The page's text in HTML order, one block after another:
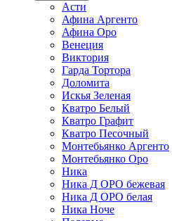
Асти
Афина Аргенто
Афина Оро
Венеция
Виктория
Гарда Тортора
Доломита
Искья Зеленая
Кватро Белый
Кватро Графит
Кватро Песочный
Монтебьянко Аргенто
Монтебьянко Оро
Ника
Ника Д ОРО бежевая
Ника Д ОРО белая
Ника Ноче